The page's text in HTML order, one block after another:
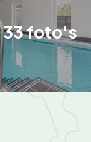
33 foto's